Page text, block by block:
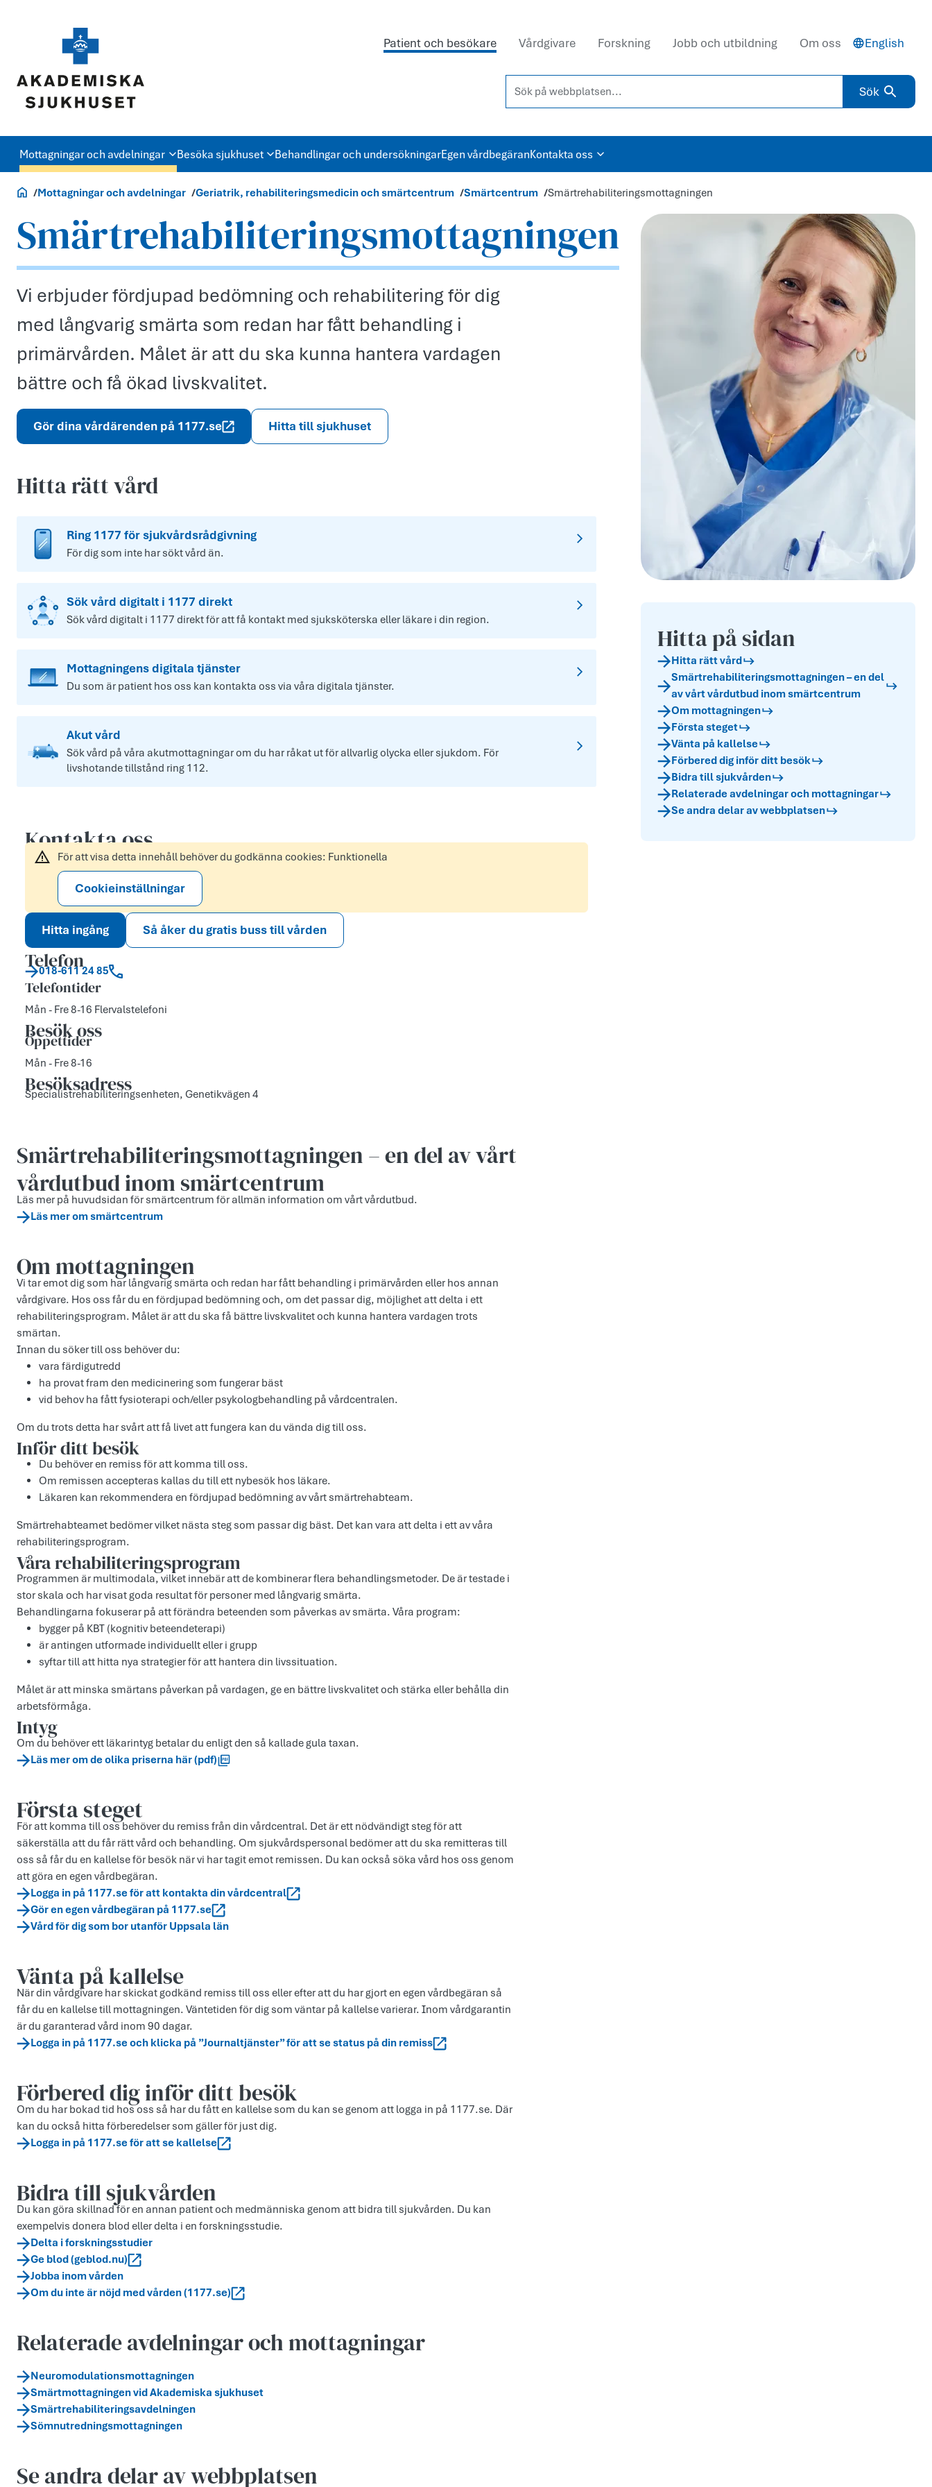
Patient och besökare Vårdgivare Forskning Jobb och utbildning Om oss English
Sök på webbplatsen...
Sök
Mottagningar och avdelningar Besöka sjukhuset Behandlingar och undersökningarEgen vårdbegäranKontakta oss
Akademiska.se
Mottagningar och avdelningar Geriatrik, rehabiliteringsmedicin och smärtcentrum Smärtcentrum Smärtrehabiliteringsmottagningen
Smärtrehabiliteringsmottagningen
Vi erbjuder fördjupad bedömning och rehabilitering för dig
med långvarig smärta som redan har fått behandling i
primärvården. Målet är att du ska kunna hantera vardagen
bättre och få ökad livskvalitet.
Gör dina vårdärenden på 1177.se Hitta till sjukhuset
Hitta rätt vård
Ring 1177 för sjukvårdsrådgivning
För dig som inte har sökt vård än.
Sök vård digitalt i 1177 direkt
Sök vård digitalt i 1177 direkt för att få kontakt med sjuksköterska eller läkare i din region.
Mottagningens digitala tjänster
Du som är patient hos oss kan kontakta oss via våra digitala tjänster.
Akut vård
Sök vård på våra akutmottagningar om du har råkat ut för allvarlig olycka eller sjukdom. För
livshotande tillstånd ring 112.
Kontakta oss
För att visa detta innehåll behöver du godkänna cookies: Funktionella
Cookieinställningar
Hitta ingång Så åker du gratis buss till vården
Telefon
018-611 24 85
Telefontider
Mån - Fre 8-16 Flervalstelefoni
Besök oss
Öppettider
Mån - Fre 8-16
Besöksadress
Specialistrehabiliteringsenheten, Genetikvägen 4
Smärtrehabiliteringsmottagningen – en del av vårt
vårdutbud inom smärtcentrum
Läs mer på huvudsidan för smärtcentrum för allmän information om vårt vårdutbud.
Läs mer om smärtcentrum
Om mottagningen
Vi tar emot dig som har långvarig smärta och redan har fått behandling i primärvården eller hos annan
vårdgivare. Hos oss får du en fördjupad bedömning och, om det passar dig, möjlighet att delta i ett
rehabiliteringsprogram. Målet är att du ska få bättre livskvalitet och kunna hantera vardagen trots
smärtan.
Innan du söker till oss behöver du:
vara färdigutredd
ha provat fram den medicinering som fungerar bäst
vid behov ha fått fysioterapi och/eller psykologbehandling på vårdcentralen.
Om du trots detta har svårt att få livet att fungera kan du vända dig till oss.
Inför ditt besök
Du behöver en remiss för att komma till oss.
Om remissen accepteras kallas du till ett nybesök hos läkare.
Läkaren kan rekommendera en fördjupad bedömning av vårt smärtrehabteam.
Smärtrehabteamet bedömer vilket nästa steg som passar dig bäst. Det kan vara att delta i ett av våra
rehabiliteringsprogram.
Våra rehabiliteringsprogram
Programmen är multimodala, vilket innebär att de kombinerar flera behandlingsmetoder. De är testade i
stor skala och har visat goda resultat för personer med långvarig smärta.
Behandlingarna fokuserar på att förändra beteenden som påverkas av smärta. Våra program:
bygger på KBT (kognitiv beteendeterapi)
är antingen utformade individuellt eller i grupp
syftar till att hitta nya strategier för att hantera din livssituation.
Målet är att minska smärtans påverkan på vardagen, ge en bättre livskvalitet och stärka eller behålla din
arbetsförmåga.
Intyg
Om du behöver ett läkarintyg betalar du enligt den så kallade gula taxan.
Läs mer om de olika priserna här (pdf)
Första steget
För att komma till oss behöver du remiss från din vårdcentral. Det är ett nödvändigt steg för att
säkerställa att du får rätt vård och behandling. Om sjukvårdspersonal bedömer att du ska remitteras till
oss så får du en kallelse för besök när vi har tagit emot remissen. Du kan också söka vård hos oss genom
att göra en egen vårdbegäran.
Logga in på 1177.se för att kontakta din vårdcentral
Gör en egen vårdbegäran på 1177.se
Vård för dig som bor utanför Uppsala län
Vänta på kallelse
När din vårdgivare har skickat godkänd remiss till oss eller efter att du har gjort en egen vårdbegäran så
får du en kallelse till mottagningen. Väntetiden för dig som väntar på kallelse varierar. Inom vårdgarantin
är du garanterad vård inom 90 dagar.
Logga in på 1177.se och klicka på ”Journaltjänster” för att se status på din remiss
Förbered dig inför ditt besök
Om du har bokad tid hos oss så har du fått en kallelse som du kan se genom att logga in på 1177.se. Där
kan du också hitta förberedelser som gäller för just dig.
Logga in på 1177.se för att se kallelse
Bidra till sjukvården
Du kan göra skillnad för en annan patient och medmänniska genom att bidra till sjukvården. Du kan
exempelvis donera blod eller delta i en forskningsstudie.
Delta i forskningsstudier
Ge blod (geblod.nu)
Jobba inom vården
Om du inte är nöjd med vården (1177.se)
Relaterade avdelningar och mottagningar
Neuromodulationsmottagningen
Smärtmottagningen vid Akademiska sjukhuset
Smärtrehabiliteringsavdelningen
Sömnutredningsmottagningen
Se andra delar av webbplatsen
Hitta på sidan
Hitta rätt vård
Smärtrehabiliteringsmottagningen – en del
av vårt vårdutbud inom smärtcentrum
Om mottagningen
Första steget
Vänta på kallelse
Förbered dig inför ditt besök
Bidra till sjukvården
Relaterade avdelningar och mottagningar
Se andra delar av webbplatsen